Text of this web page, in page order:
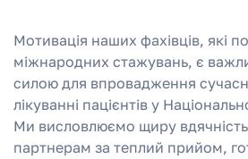
Мотивація наших фахівців, які
міжнародних стажувань, є
силою для впровадження
лікуванні пацієнтів у
Ми висловлюємо щиру
партнерам за теплий прийом,